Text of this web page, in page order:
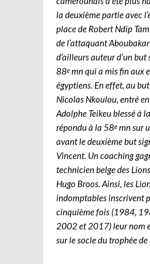
la deuxième partie avec
place de Robert Ndip
de l’attaquant
d’ailleurs auteur d’un but
88e mn qui a mis fin aux
égyptiens. En effet, au
Nicolas Nkoulou, entré
Adolphe Teikeu blessé à
répondu à la 58e mn sur
avant le deuxième but
Vincent. Un coaching
technicien belge des
Hugo Broos. Ainsi, les
indomptables inscrivent
cinquième fois (1984,
2002 et 2017) leur nom
sur le socle du trophée de